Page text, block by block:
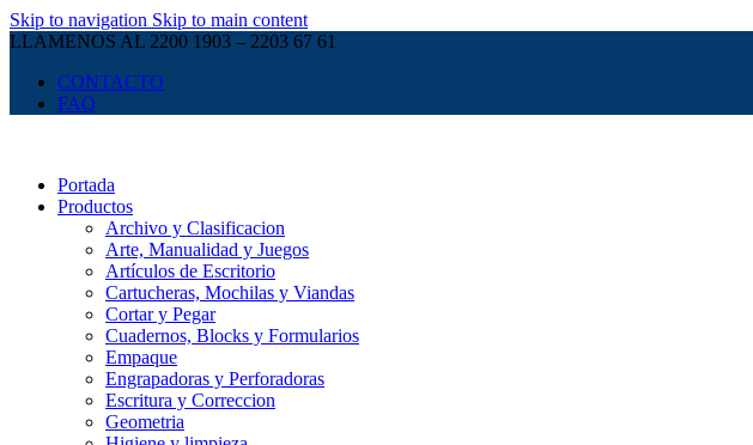
Skip to navigation Skip to main content
LLAMENOS AL 2200 1903 – 2203 67 61
CONTACTO
FAQ
Portada
Productos
Archivo y Clasificacion
Arte, Manualidad y Juegos
Artículos de Escritorio
Cartucheras, Mochilas y Viandas
Cortar y Pegar
Cuadernos, Blocks y Formularios
Empaque
Engrapadoras y Perforadoras
Escritura y Correccion
Geometria